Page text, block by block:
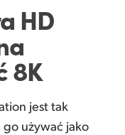
HD
8K
jest tak
używać jako